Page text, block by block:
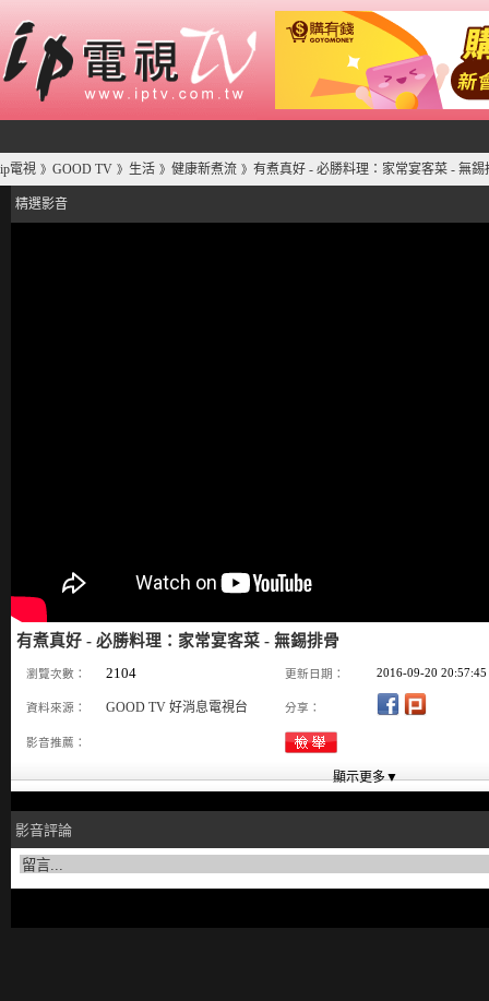
ip電視 》 GOOD TV 》 生活 》 健康新煮流 》 有煮真好 - 必勝料理：家常宴客菜 - 無錫
精選影音
有煮真好 - 必勝料理：家常宴客菜 - 無錫排骨
瀏覽次數： 2104 更新日期： 2016-09-20 20:57:45
資料來源： GOOD TV 好消息電視台 分享：
影音推薦：
影音評論